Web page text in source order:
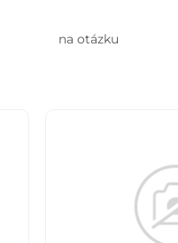
na otázku